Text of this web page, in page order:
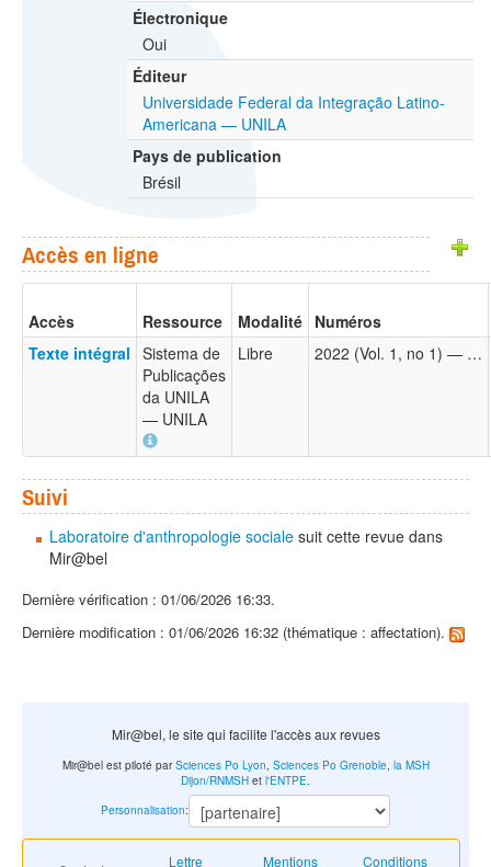
Électronique
Oui
Éditeur
Universidade Federal da Integração Latino-
Americana — UNILA
Pays de publication
Brésil
Accès en ligne
Accès Ressource Modalité Numéros
Texte intégral Sistema de
Publicações
da UNILA
— UNILA
Libre 2022 (Vol. 1, no 1) — …
Suivi
Laboratoire d'anthropologie sociale suit cette revue dans
Mir@bel
Dernière vérification : 01/06/2026 16:33.
Dernière modification : 01/06/2026 16:32 (thématique : affectation).
Mir@bel, le site qui facilite l'accès aux revues
Lettre Mentions Conditions
Mir@bel est piloté parSciences Po Lyon, Sciences Po Grenoble, la MSH
Dijon/RNMSH et l'ENTPE.
Personnalisation: